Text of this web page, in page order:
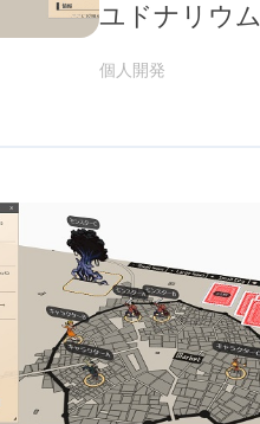
ユドナリウム
個人開発